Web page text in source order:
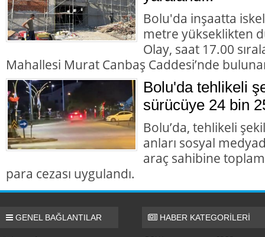
Bolu'da inşaatta
metre yükseklikten
Olay, saat 17.00
Mahallesi Murat Canbaş Caddesi’nde
Bolu'da tehlikeli
sürücüye 24 bin
Bolu’da, tehlikeli
anları sosyal
araç sahibine
para cezası uygulandı.
GENEL BAĞLANTILAR HABER KATEGORİLERİ